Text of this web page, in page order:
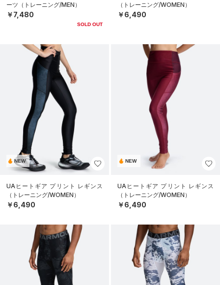
ーツ（トレーニング/MEN）
￥7,480
SOLD OUT
（トレーニング/WOMEN）
￥6,490
NEW
UAヒートギア プリント レギンス
（トレーニング/WOMEN）
￥6,490
NEW
UAヒートギア プリント レギンス
（トレーニング/WOMEN）
￥6,490